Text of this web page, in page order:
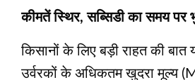
कीमतें स्थिर, सब्सिडी का समय पर
किसानों के लिए बड़ी राहत की
उर्वरकों के अधिकतम खुदरा मूल्य